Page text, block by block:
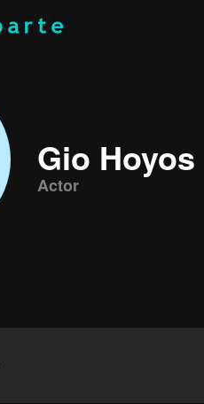
Gio
Actor